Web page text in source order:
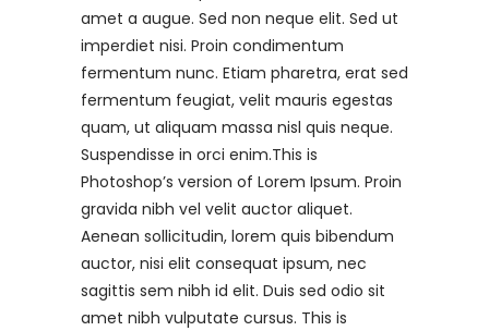
amet a augue. Sed non neque elit. Sed ut
imperdiet nisi. Proin condimentum
fermentum nunc. Etiam pharetra, erat sed
fermentum feugiat, velit mauris egestas
quam, ut aliquam massa nisl quis neque.
Suspendisse in orci enim.This is
Photoshop’s version of Lorem Ipsum. Proin
gravida nibh vel velit auctor aliquet.
Aenean sollicitudin, lorem quis bibendum
auctor, nisi elit consequat ipsum, nec
sagittis sem nibh id elit. Duis sed odio sit
amet nibh vulputate cursus. This is